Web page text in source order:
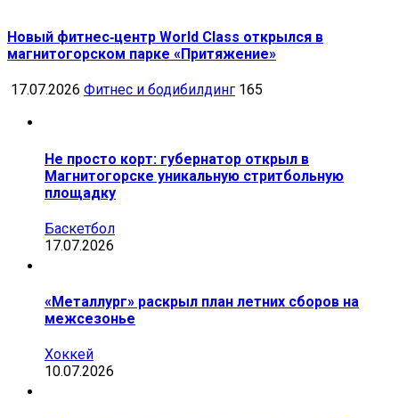
Новый фитнес‑центр World Class открылся в
магнитогорском парке «Притяжение»
17.07.2026 Фитнес и бодибилдинг 165
Не просто корт: губернатор открыл в
Магнитогорске уникальную стритбольную
площадку
Баскетбол
17.07.2026
«Металлург» раскрыл план летних сборов на
межсезонье
Хоккей
10.07.2026